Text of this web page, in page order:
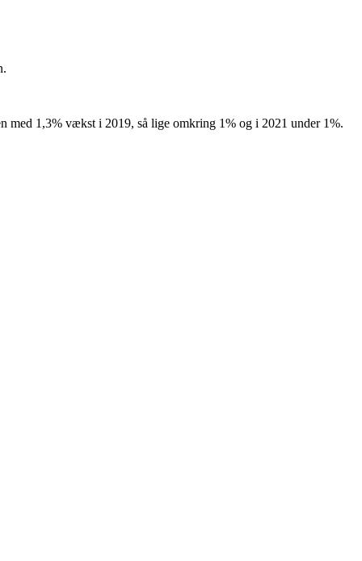
med 1,3% vækst i 2019, så lige omkring 1% og i 2021 under 1%.